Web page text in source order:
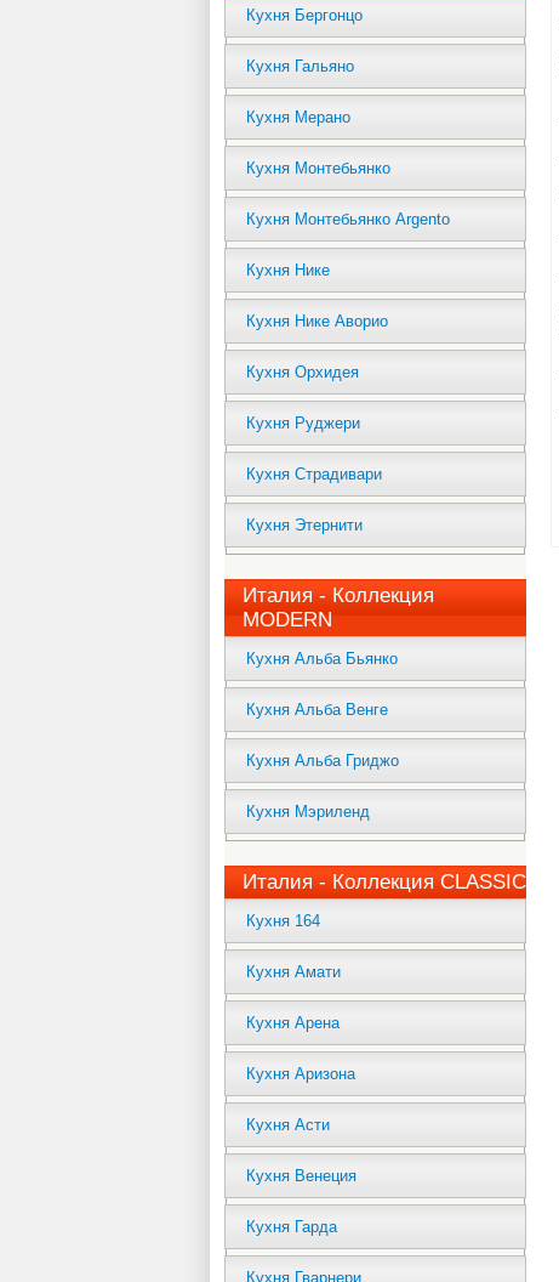
Кухня Бергонцо
Кухня Гальяно
Кухня Мерано
Кухня Монтебьянко
Кухня Монтебьянко Argento
Кухня Нике
Кухня Нике Аворио
Кухня Орхидея
Кухня Руджери
Кухня Страдивари
Кухня Этернити
Италия - Коллекция
MODERN
Кухня Альба Бьянко
Кухня Альба Венге
Кухня Альба Гриджо
Кухня Мэриленд
Италия - Коллекция CLASSIC
Кухня 164
Кухня Амати
Кухня Арена
Кухня Аризона
Кухня Асти
Кухня Венеция
Кухня Гарда
Кухня Гварнери